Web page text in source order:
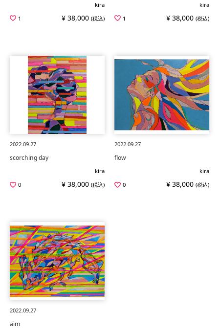
kira
1
¥ 38,000 (税込)
kira
1
¥ 38,000 (税込)
2022.09.27
scorching day
kira
0
¥ 38,000 (税込)
2022.09.27
flow
kira
0
¥ 38,000 (税込)
2022.09.27
aim